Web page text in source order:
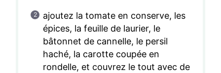
ajoutez la tomate en conserve, les
épices, la feuille de laurier, le
bâtonnet de cannelle, le persil
haché, la carotte coupée en
rondelle, et couvrez le tout avec de